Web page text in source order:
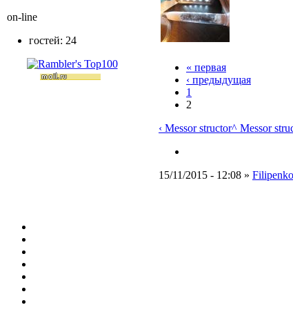
« первая
‹ предыдущая
1
2
‹ Messor structor^ Messor
15/11/2015 - 12:08 »
on-line
гостей: 24